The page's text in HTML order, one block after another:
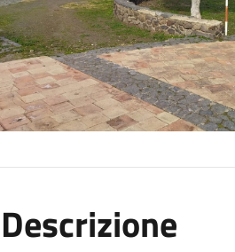
Descrizione